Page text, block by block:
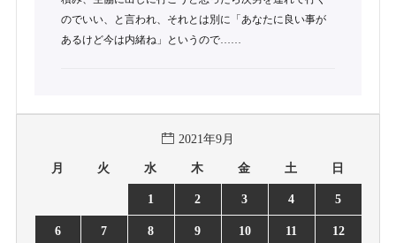
のでいい、と言われ、それとは別に「あなたに良い事が
あるけど今は内緒ね」というので……
2021年9月
月 火 水 木 金 土 日
1 2 3 4 5
6 7 8 9 10 11 12